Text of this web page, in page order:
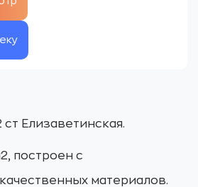
ст Елизаветинская.
построен с
материалов.